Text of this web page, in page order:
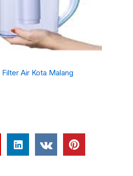
Filter Air Kota Malang